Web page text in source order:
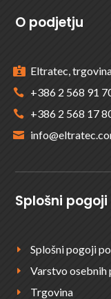
O podjetju
 Eltratec,
 +386 2 568 91
 +386 2 568 17

Splošni pogoji
E Splošni pogoji
E Varstvo osebnih
E Trgovina